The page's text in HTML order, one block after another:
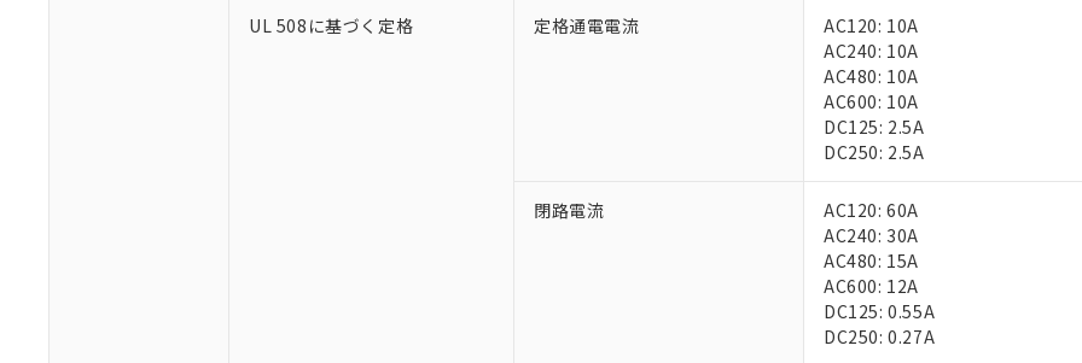
UL 508に基づく定格 定格通電電流
AC120: 10A
AC240: 10A
AC480: 10A
AC600: 10A
DC125: 2.5A
DC250: 2.5A
閉路電流
AC120: 60A
AC240: 30A
AC480: 15A
AC600: 12A
DC125: 0.55A
DC250: 0.27A
ご利用条件
以下の条件をお読みいただき、同意のうえご利用ください。
本サービスは、当社制御機器事業取扱商品の当社在庫状況および標準価格(税抜)を
当社制御機器事業取扱商品の中には、本サービスの対象外となる商品もあること
在庫状況および標準価格照会結果は、記載している更新日時点での社内データに
のであり、閲覧された時点での実際の在庫および標準価格とは異なる場合がある
正式な納期状況および標準価格はお客様のお取引先、またはお客様担当のオムロ
販売ネットワーク
調査・確認中：EU RoHS指令（10物質）の非含有の対応状況を調査中または確認中の商
非該当品：ライセンス料など無形物で、有害物質有無と関係のない商品です。
仕入先様の事情により、非含有部品としていたものが、含有品と判明した場合などやむ
鉛(Pb) 1000ppm以下、 水銀(Hg) 1000ppm以下、 カドミウム(Cd) 100ppm以下、
六価クロム(Cr(Ⅵ)) 1000ppm以下、ポリ臭化ビフェニル類(PBB) 1000ppm以下、ポリ臭化ジフェニルエーテル類
フタル酸ビス(2-エチルヘキシル) (DEHP)(別名：DOP) 1000ppm以下、フタル酸ブチルベンジル（BBP）
ル（DBP） 1000ppm以下、フタル酸ジイソブチル (DIBP) 1000ppm以下
但し、RoHS指令で産業用監視および制御機器に対する適用除外項目は除く。
フタル酸エステル類の４物質については閾値を超える意図的な使用がないことを確認しています。
「○」：最大均質材料含有率が中国RoHSの基準値以下であることを示します。
「×」：最大均質材料含有率が中国RoHSの基準値を超えていることを示します。
「－」：未確認です。当社販売部門へお問い合わせください。
*中国RoHS10物質の基準値 (GB/T26572)：
Pb(鉛) :1000ppm、 Hg(水銀) : 1000ppm、 Cd(カドミウム) : 100ppm、
Cr(Ⅵ)(六価クロム) : 1000ppm、 PBBs(ポリ臭化ビフェニル類) : 1000ppm、 PBDEs(ポリ臭化ジフェニルエーテ
DBP(フタル酸ジブチル) : 1000ppm、 DIBP(フタル酸ジイソブチル) : 1000ppm、 BBP(フタル酸ブチルベンジル)
当社は、これら貴社製品のうち、外国為替および外国貿易法に定める商品（以下｢
う）を輸出または国外への提供する場合は、日本国政府の輸出許可(または役務取
などの必要な手続きをとります。
当社は規制貨物を破棄する場合は、完全に破砕するなど、違法に輸出されないよ
当社は貴社製品を、核兵器、ミサイル、化学兵器、生物兵器またはその他武器並
当社は、貴社製品を第三者に販売する場合は、上記1、2および3の内容を当該第三